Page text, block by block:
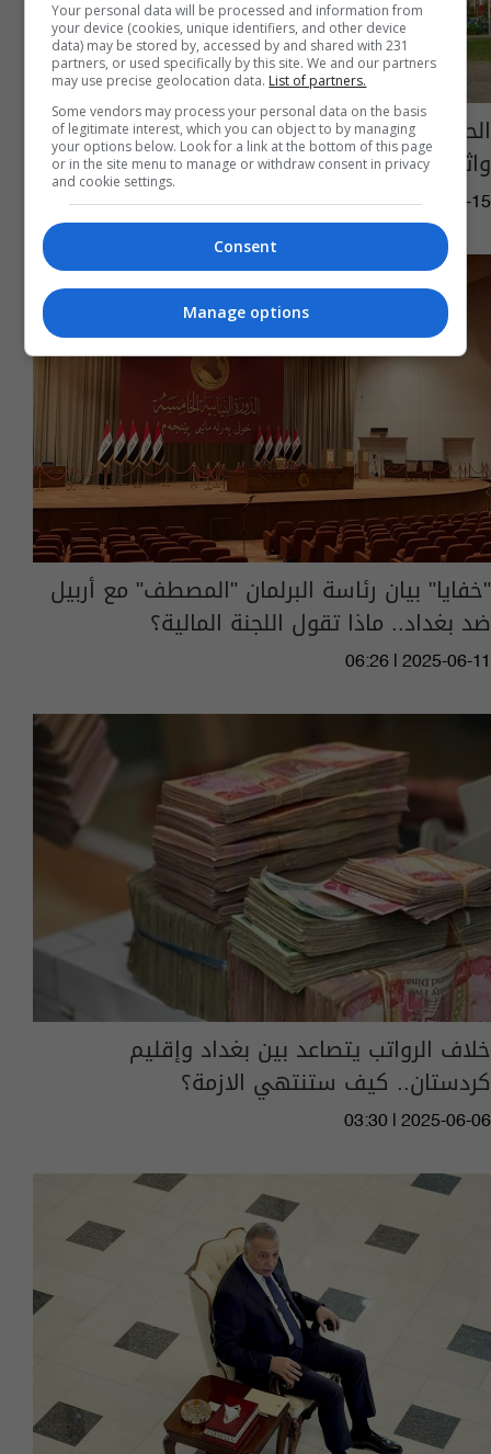
الحرس الثوري: استشهاد رئيس جهاز استخباراتنا
واثنين من زملائه
15:45 | 2025-06-15
"خفايا" بيان رئاسة البرلمان "المصطف" مع أربيل
ضد بغداد.. ماذا تقول اللجنة المالية؟
06:26 | 2025-06-11
خلاف الرواتب يتصاعد بين بغداد وإقليم
كردستان.. كيف ستنتهي الازمة؟
03:30 | 2025-06-06
Your personal data will be processed and information from
your device (cookies, unique identifiers, and other device
data) may be stored by, accessed by and shared with 231
partners, or used specifically by this site. We and our partners
may use precise geolocation data. List of partners.
Some vendors may process your personal data on the basis
of legitimate interest, which you can object to by managing
your options below. Look for a link at the bottom of this page
or in the site menu to manage or withdraw consent in privacy
and cookie settings.
Consent
Manage options